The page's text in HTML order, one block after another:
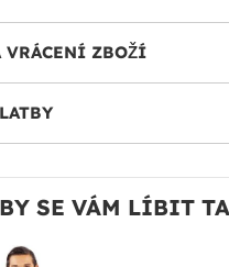
VRÁCENÍ ZBOŽÍ
SE VÁM LÍBIT